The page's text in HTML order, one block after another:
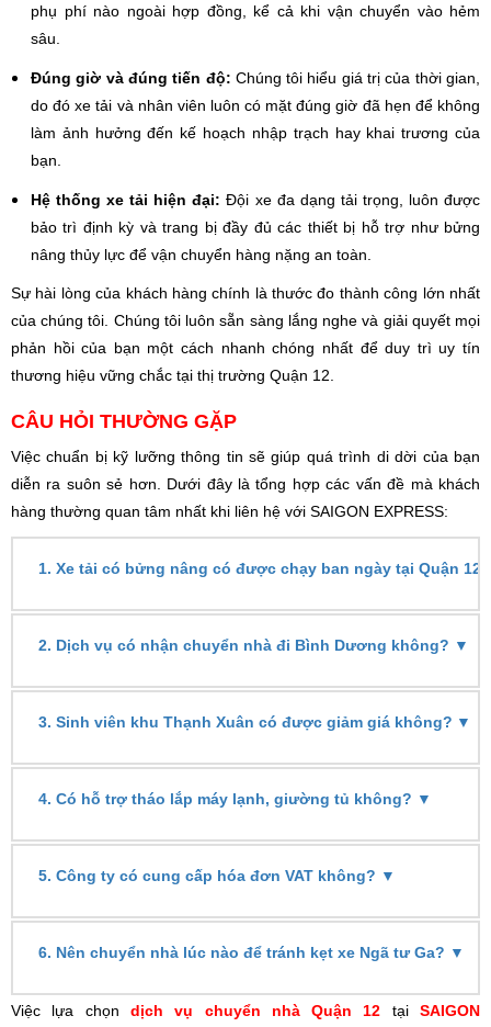
phụ phí nào ngoài hợp đồng, kể cả khi vận chuyển vào hẻm
sâu.
Đúng giờ và đúng tiến độ: Chúng tôi hiểu giá trị của thời gian,
do đó xe tải và nhân viên luôn có mặt đúng giờ đã hẹn để không
làm ảnh hưởng đến kế hoạch nhập trạch hay khai trương của
bạn.
Hệ thống xe tải hiện đại: Đội xe đa dạng tải trọng, luôn được
bảo trì định kỳ và trang bị đầy đủ các thiết bị hỗ trợ như bửng
nâng thủy lực để vận chuyển hàng nặng an toàn.
Sự hài lòng của khách hàng chính là thước đo thành công lớn nhất
của chúng tôi. Chúng tôi luôn sẵn sàng lắng nghe và giải quyết mọi
phản hồi của bạn một cách nhanh chóng nhất để duy trì uy tín
thương hiệu vững chắc tại thị trường Quận 12.
CÂU HỎI THƯỜNG GẶP
Việc chuẩn bị kỹ lưỡng thông tin sẽ giúp quá trình di dời của bạn
diễn ra suôn sẻ hơn. Dưới đây là tổng hợp các vấn đề mà khách
hàng thường quan tâm nhất khi liên hệ với SAIGON EXPRESS:
1. Xe tải có bửng nâng có được chạy ban ngày tại Quận 12
2. Dịch vụ có nhận chuyển nhà đi Bình Dương không? ▼
3. Sinh viên khu Thạnh Xuân có được giảm giá không? ▼
4. Có hỗ trợ tháo lắp máy lạnh, giường tủ không? ▼
5. Công ty có cung cấp hóa đơn VAT không? ▼
6. Nên chuyển nhà lúc nào để tránh kẹt xe Ngã tư Ga? ▼
Việc lựa chọn dịch vụ chuyển nhà Quận 12 tạiSAIGON